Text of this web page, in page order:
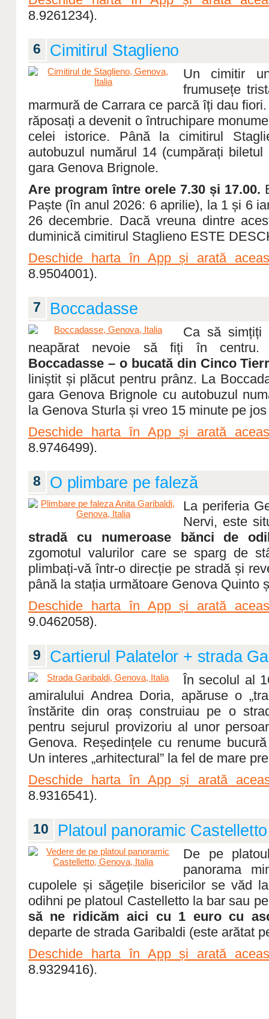
8.9261234).
6 Cimitirul Staglieno
Un cimitir
frumusețe
marmură de Carrara ce parcă îți dau
răposați a devenit o întruchipare
celei istorice. Până la cimitirul
autobuzul numărul 14 (cumpărați
gara Genova Brignole.
Are program între orele 7.30 și 17.00.
Paște (în anul 2026: 6 aprilie), la 1 și 6
26 decembrie. Dacă vreuna dintre
duminică cimitirul Staglieno ESTE
Deschide harta în App și arată
8.9504001).
7 Boccadasse
Ca să simțiți
neapărat nevoie să fiți în centru.
Boccadasse – o bucată din Cinco
liniștit și plăcut pentru prânz. La
gara Genova Brignole cu autobuzul
la Genova Sturla și vreo 15 minute pe
Deschide harta în App și arată
8.9746499).
8 O plimbare pe faleză
La periferia
Nervi, este
stradă cu numeroase bănci de
zgomotul valurilor care se sparg de
plimbați-vă într-o direcție pe stradă și
până la stația următoare Genova Quinto
Deschide harta în App și arată
9.0462058).
9 Cartierul Palatelor + strada
În secolul al
amiralului Andrea Doria, apăruse o
înstărite din oraș construiau pe o
pentru sejurul provizoriu al unor
Genova. Reședințele cu renume
Un interes „arhitectural” la fel de mare
Deschide harta în App și arată
8.9316541).
10 Platoul panoramic Castelletto
De pe
panorama
cupolele și săgețile bisericilor se văd
odihni pe platoul Castelletto la bar sau
să ne ridicăm aici cu 1 euro cu
departe de strada Garibaldi (este arătat
Deschide harta în App și arată
8.9329416).